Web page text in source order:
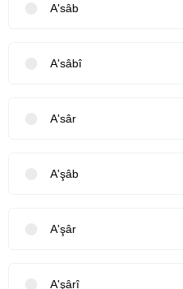
A'sâb
A'sâbî
A'sâr
A'şâb
A'şâr
A'şârî